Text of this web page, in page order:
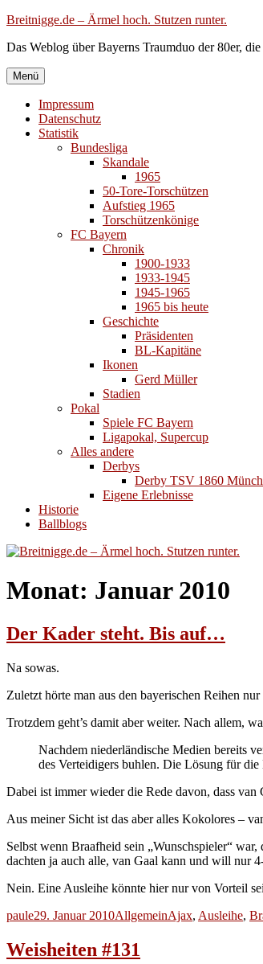
Zum
springen
Breitnigge.de – Ärmel hoch. Stutzen runter.
Das Weblog über Bayerns Traumduo der 80er,
Menü
Impressum
Datenschutz
Statistik
Bundesliga
Skandale
1965
50-Tore-Torschützen
Aufstieg 1965
Torschützenkönige
FC Bayern
Chronik
1900-1933
1933-1945
1945-1965
1965 bis heute
Geschichte
Präsidenten
BL-Kapitäne
Ikonen
Gerd Müller
Stadien
Pokal
Spiele FC Bayern
Ligapokal, Supercup
Alles andere
Derbys
Derby TSV 1860
Eigene Erlebnisse
Historie
Ballblogs
Monat: Januar 2010
Der Kader steht. Bis auf…
Na sowas.
Zuletzt hörte man aus den bayerischen Reihen
Trotzdem geht’s damit aber weiter. Nach allem,
Nachdem niederländische Medien bereits
des Verteidigers buhlen. Die Lösung für
Dabei ist immer wieder die Rede davon, dass
Aus meiner Sicht ist das aber alles Kokolores –
Selbst wenn Braafheid sein „Wunschspieler“
dachten ja auch alle, van Gaal kann und will nur
Nein. Eine Ausleihe könnte hier nur von Vorteil
Autor
pauleVeröffentlicht
29. Januar 2010Kategorien
AllgemeinSchlagwörter
Ajax, Ausleihe,
Weisheiten #131